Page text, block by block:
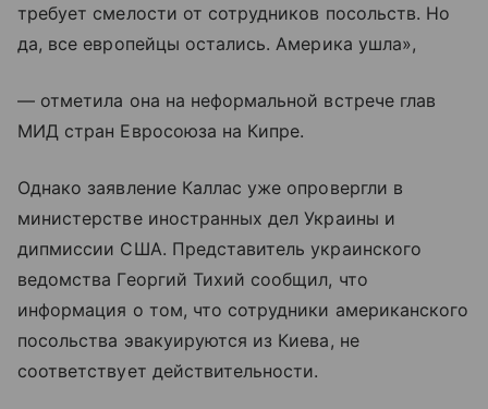
требует смелости от сотрудников посольств. Но
да, все европейцы остались. Америка ушла»,
— отметила она на неформальной встрече глав
МИД стран Евросоюза на Кипре.
Однако заявление Каллас уже опровергли в
министерстве иностранных дел Украины и
дипмиссии США. Представитель украинского
ведомства Георгий Тихий сообщил, что
информация о том, что сотрудники американского
посольства эвакуируются из Киева, не
соответствует действительности.